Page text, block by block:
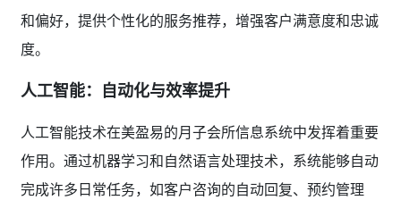
和偏好，提供个性化的服务推荐，增强客户满意度和忠诚
度。
人工智能：自动化与效率提升
人工智能技术在美盈易的月子会所信息系统中发挥着重要
作用。通过机器学习和自然语言处理技术，系统能够自动
完成许多日常任务，如客户咨询的自动回复、预约管理